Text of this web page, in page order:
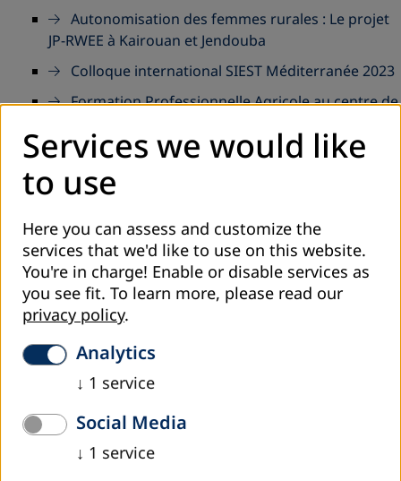
Autonomisation des femmes rurales : Le projet
JP-RWEE à Kairouan et Jendouba
Colloque international SIEST Méditerranée 2023
Formation Professionnelle Agricole au centre de
Twiza du fait-main à la réflexion: DVVI à Djebel
Semmama
plateforme au profit des artisanes
Action post Covid19. Une session en
informatique au profit des élèves de Takrouna
Le digital au service du développement
durable.....
CORONAVIRUS : DVV INTERNATIONAL TUNISIE
MOBILISÉ
Université de Tunis pour l'apprentissage tout au
long de la vie
Modernisation des centres d'Education des
Services we would like
to use
Here you can assess and customize the
services that we'd like to use on this website.
You're in charge! Enable or disable services as
you see fit. To learn more, please read our
privacy policy.
Analytics
↓ 1 service
Social Media
↓ 1 service